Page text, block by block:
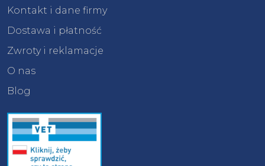
Kontakt i dane firmy
Dostawa i płatność
Zwroty i reklamacje
O nas
Blog